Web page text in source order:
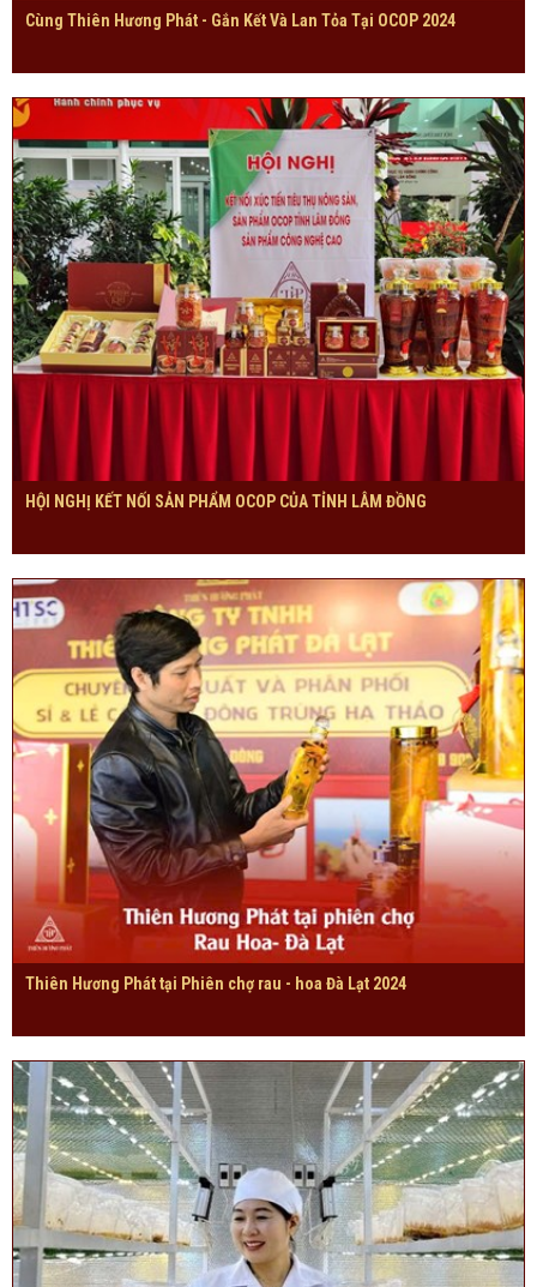
Cùng Thiên Hương Phát - Gắn Kết Và Lan Tỏa Tại OCOP 2024
HỘI NGHỊ KẾT NỐI SẢN PHẨM OCOP CỦA TỈNH LÂM ĐỒNG
Thiên Hương Phát tại Phiên chợ rau - hoa Đà Lạt 2024